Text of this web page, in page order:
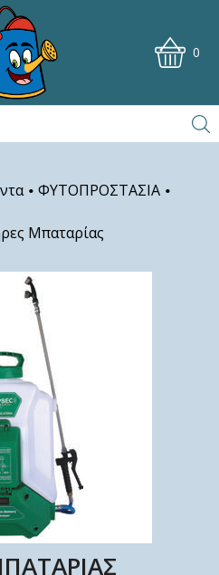
0
• ΦΥΤΟΠΡΟΣΤΑΣΙΑ •
Μπαταρίας